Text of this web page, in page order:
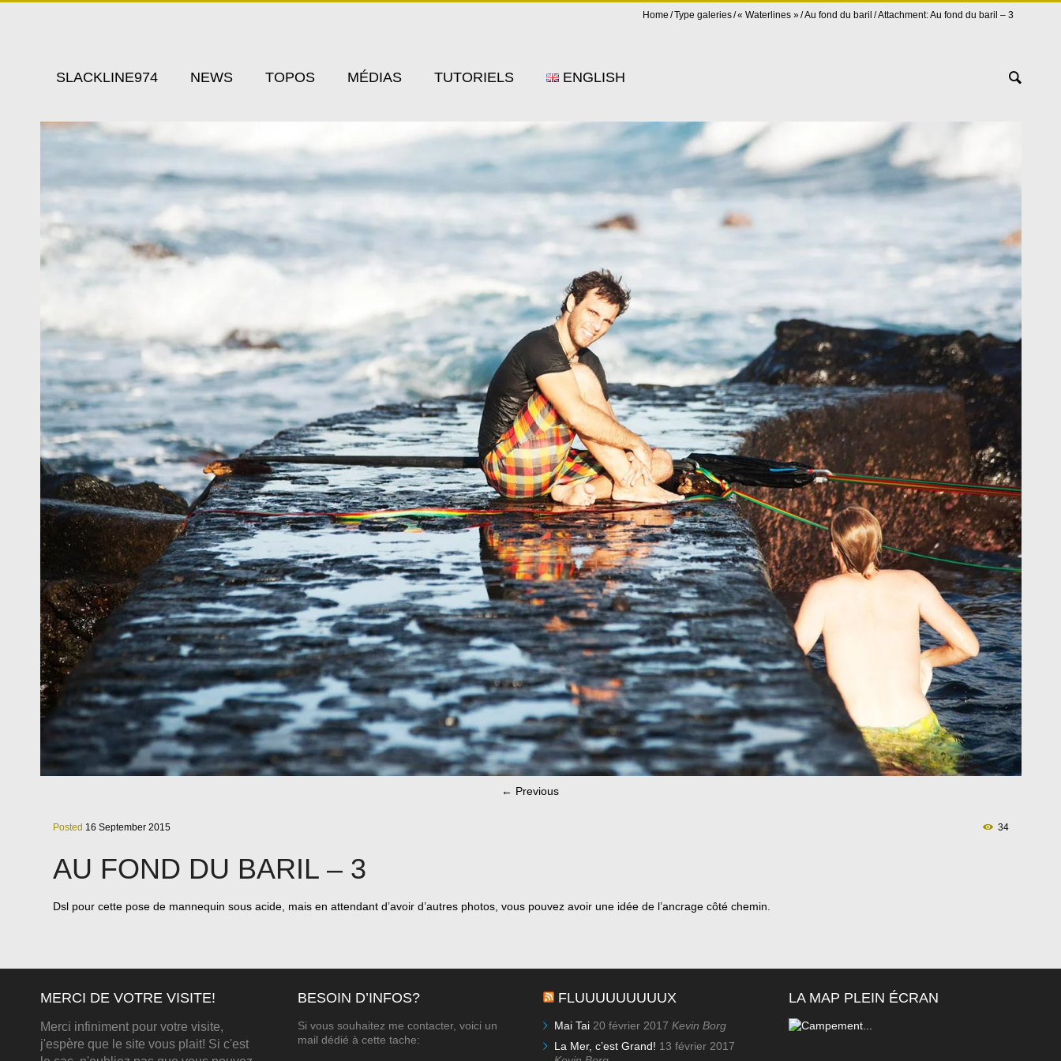
Home Type galeries « Waterlines » Au fond du baril Attachment: Au fond du baril – 3
SLACKLINE974 NEWS TOPOS MÉDIAS TUTORIELS ENGLISH
← Previous
Posted 16 September 2015 34
AU FOND DU BARIL – 3
Dsl pour cette pose de mannequin sous acide, mais en attendant d’avoir d’autres photos, vous pouvez avoir une idée de l’ancrage côté chemin.
MERCI DE VOTRE VISITE!
Merci infiniment pour votre visite,
j'espère que le site vous plait! Si c'est
BESOIN D’INFOS?
Si vous souhaitez me contacter, voici un
mail dédié à cette tache:
FLUUUUUUUUUX
Mai Tai 20 février 2017 Kevin Borg
La Mer, c’est Grand! 13 février 2017
LA MAP PLEIN ÉCRAN